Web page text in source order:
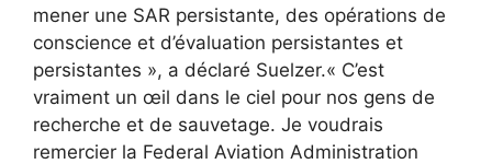
mener une SAR persistante, des opérations de
conscience et d’évaluation persistantes et
persistantes », a déclaré Suelzer.« C’est
vraiment un œil dans le ciel pour nos gens de
recherche et de sauvetage. Je voudrais
remercier la Federal Aviation Administration